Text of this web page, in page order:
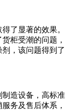
了显著的效果。
柜受潮的问题，
，该问题得到了
造设备，高标准
务及售后体系，